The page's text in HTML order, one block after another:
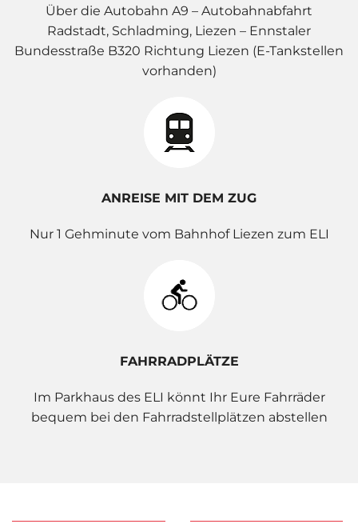
Über die Autobahn A9 – Autobahnabfahrt
Radstadt, Schladming, Liezen – Ennstaler
Bundesstraße B320 Richtung Liezen (E-Tankstellen
vorhanden)
ANREISE MIT DEM ZUG
Nur 1 Gehminute vom Bahnhof Liezen zum ELI
FAHRRADPLÄTZE
Im Parkhaus des ELI könnt Ihr Eure Fahrräder
bequem bei den Fahrradstellplätzen abstellen